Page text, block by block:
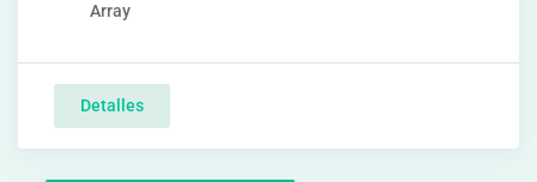
Array
Detalles